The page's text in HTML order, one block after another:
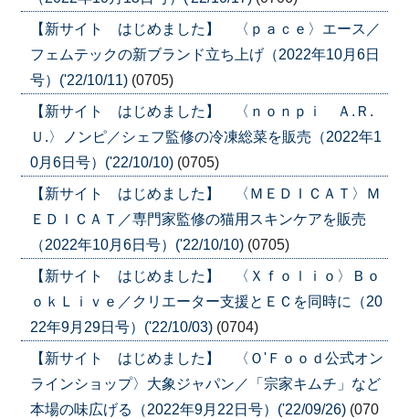
【新サイト はじめました】 〈ｐａｃｅ〉エース／
フェムテックの新ブランド立ち上げ（2022年10月6日
号）('22/10/11) (0705)
【新サイト はじめました】 〈ｎｏｎｐｉ Ａ.Ｒ.
Ｕ.〉ノンピ／シェフ監修の冷凍総菜を販売（2022年1
0月6日号）('22/10/10) (0705)
【新サイト はじめました】 〈ＭＥＤＩＣＡＴ〉Ｍ
ＥＤＩＣＡＴ／専門家監修の猫用スキンケアを販売
（2022年10月6日号）('22/10/10) (0705)
【新サイト はじめました】 〈Ｘｆｏｌｉｏ〉Ｂｏ
ｏｋＬｉｖｅ／クリエーター支援とＥＣを同時に（20
22年9月29日号）('22/10/03) (0704)
【新サイト はじめました】 〈Ｏ'Ｆｏｏｄ公式オン
ラインショップ〉大象ジャパン／「宗家キムチ」など
本場の味広げる（2022年9月22日号）('22/09/26) (070